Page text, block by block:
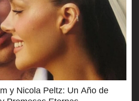
y Nicola Peltz: Un Año de